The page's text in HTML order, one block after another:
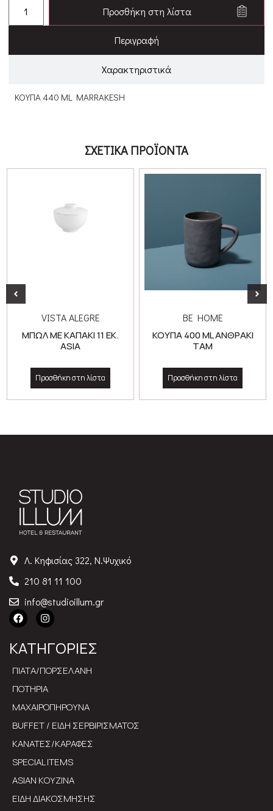
Προσθήκη στη λίστα
Περιγραφή
Χαρακτηριστικά
ΚΟΥΠΑ 440 ML MARRAKESH
ΣΧΕΤΙΚΑ ΠΡΟΪΟΝΤΑ
VISTA ALEGRE
ΜΠΩΛ ΜΕ ΚΑΠΑΚΙ 11 ΕΚ.
ASIA
Προσθήκη στη λίστα
BE HOME
ΚΟΥΠΑ 400 ML ΑΝΘΡΑΚΙ
ΤΑΜ
Προσθήκη στη λίστα
Λ. Κηφισίας 322, Ν.Ψυχικό
210 81 11 100
info@studioillum.gr
ΚΑΤΗΓΟΡΙΕΣ
ΠΙΑΤΑ/ΠΟΡΣΕΛΑΝΗ
ΠΟΤΗΡΙΑ
ΜΑΧΑΙΡΟΠΗΡΟΥΝΑ
BUFFET / ΕΙΔΗ ΣΕΡΒΙΡΙΣΜΑΤΟΣ
ΚΑΝΑΤΕΣ/ΚΑΡΑΦΕΣ
SPECIAL ITEMS
ASIAN ΚΟΥΖΙΝΑ
ΕΙΔΗ ΔΙΑΚΟΣΜΗΣΗΣ